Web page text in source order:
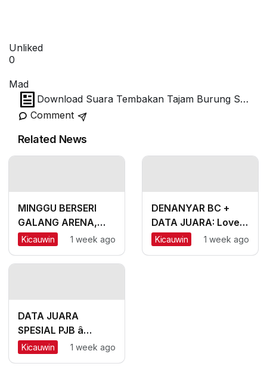
Unliked
0
Mad
Download Suara Tembakan Tajam Burung Siri
Siri Gacor Mp3
Comment
Related News
MINGGU BERSERI
GALANG ARENA,
KEPANJEN â
Lexus dan Labubu
Kicauwin 1 week ago
DENANYAR BC +
DATA JUARA: Love
Bird Mania Incar
Kicauwin 1 week ago
DATA JUARA
SPESIAL PJB â
SURABAYA: Sapu
Kicauwin 1 week ago